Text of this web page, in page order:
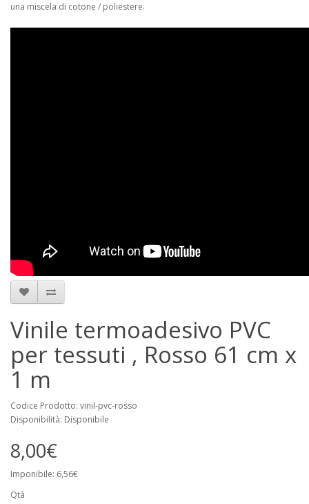
una miscela di cotone / poliestere.
Vinile termoadesivo PVC
per tessuti , Rosso 61 cm x
1 m
Codice Prodotto: vinil-pvc-rosso
Disponibilità: Disponibile
8,00€
Imponibile: 6,56€
Qtà